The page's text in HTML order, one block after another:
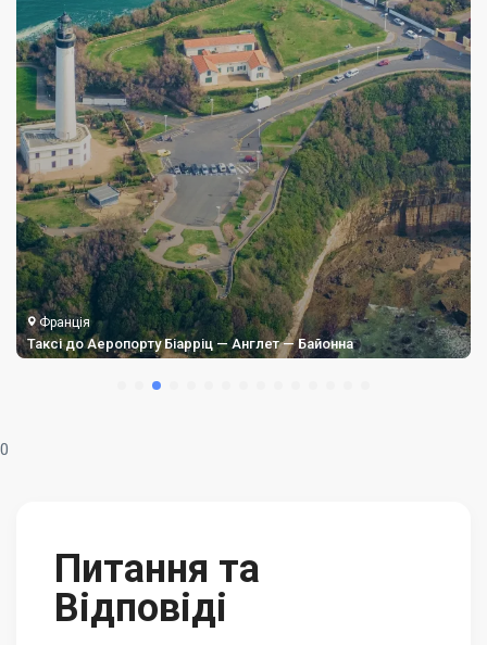
Франція
Таксі до Аеропорту Біарріц — Англет — Байонна
0
Питання та
Відповіді